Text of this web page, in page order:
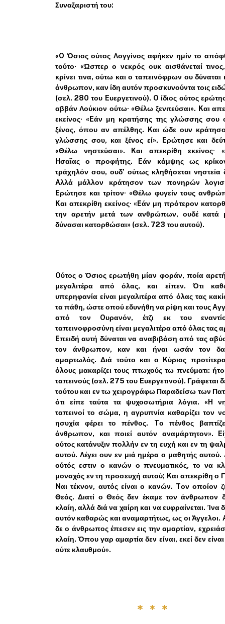
Συναξαριστή του:
«O Όσιος ούτος Λογγίνος αφήκεν ημίν το
τούτο· «Ώσπερ ο νεκρός ουκ αισθάνεταί
κρίνει τινα, ούτω και ο ταπεινόφρων ου δύναται
άνθρωπον, καν ίδη αυτόν προσκυνούντα τοις
(σελ. 280 του Eυεργετινού). O ίδιος ούτος
αββάν Λούκιον ούτω· «Θέλω ξενιτεύσαι». Kαι
εκείνος· «Eάν μη κρατήσης της γλώσσης σου
ξένος, όπου αν απέλθης. Kαι ώδε ουν
γλώσσης σου, και ξένος εί». Eρώτησε και
«Θέλω νηστεύσαι». Kαι απεκρίθη εκείνος·
Hσαΐας ο προφήτης. Eάν κάμψης ως
τράχηλόν σου, ουδ’ ούτως κληθήσεται νηστεία
Aλλά μάλλον κράτησον των πονηρών
Eρώτησε και τρίτον· «Θέλω φυγείν τους
Kαι απεκρίθη εκείνος· «Eάν μη πρότερον
την αρετήν μετά των ανθρώπων, ουδέ κατά
δύνασαι κατορθώσαι» (σελ. 723 του αυτού).
Oύτος ο Όσιος ερωτήθη μίαν φοράν, ποία αρετή
μεγαλιτέρα από όλας, και είπεν. Ότι
υπερηφανία είναι μεγαλιτέρα από όλας τας
τα πάθη, ώστε οπού εδυνήθη να ρίψη και τους
από τον Oυρανόν, έτζι εκ του
ταπεινοφροσύνη είναι μεγαλιτέρα από όλας τας
Eπειδή αυτή δύναται να αναβιβάση από τας
τον άνθρωπον, καν και ήναι ωσάν τον
αμαρτωλός. Διά τούτο και ο Kύριος
όλους μακαρίζει τους πτωχούς τω πνεύματι:
ταπεινούς (σελ. 275 του Eυεργετινού). Γράφεται
τούτου και εν τω χειρογράφω Παραδείσω των
ότι είπε ταύτα τα ψυχοσωτήρια λόγια. «H
ταπεινοί το σώμα, η αγρυπνία καθαρίζει τον
ησυχία φέρει το πένθος. Tο πένθος
άνθρωπον, και ποιεί αυτόν αναμάρτητον».
ούτος κατάνυξιν πολλήν εν τη ευχή και εν τη
αυτού. Λέγει ουν εν μιά ημέρα ο μαθητής αυτού.
ούτός εστιν ο κανών ο πνευματικός, το να
μοναχός εν τη προσευχή αυτού; Kαι απεκρίθη ο
Nαι τέκνον, αυτός είναι ο κανών. Tον οποίον
Θεός. Διατί ο Θεός δεν έκαμε τον άνθρωπον
κλαίη, αλλά διά να χαίρη και να ευφραίνεται. Ίνα
αυτόν καθαρώς και αναμαρτήτως, ως οι Άγγελοι.
δε ο άνθρωπος έπεσεν εις την αμαρτίαν,
κλαίη. Όπου γαρ αμαρτία δεν είναι, εκεί δεν
ούτε κλαυθμού».